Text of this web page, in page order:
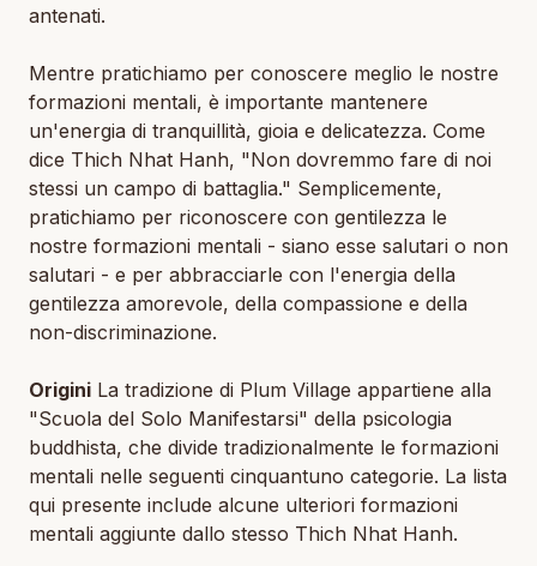
antenati.
Mentre pratichiamo per conoscere meglio le nostre
formazioni mentali, è importante mantenere
un'energia di tranquillità, gioia e delicatezza. Come
dice Thich Nhat Hanh, "Non dovremmo fare di noi
stessi un campo di battaglia." Semplicemente,
pratichiamo per riconoscere con gentilezza le
nostre formazioni mentali - siano esse salutari o non
salutari - e per abbracciarle con l'energia della
gentilezza amorevole, della compassione e della
non-discriminazione.
Origini La tradizione di Plum Village appartiene alla
"Scuola del Solo Manifestarsi" della psicologia
buddhista, che divide tradizionalmente le formazioni
mentali nelle seguenti cinquantuno categorie. La lista
qui presente include alcune ulteriori formazioni
mentali aggiunte dallo stesso Thich Nhat Hanh.